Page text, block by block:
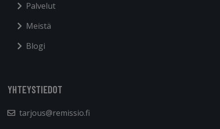
Palvelut
Meistä
Blogi
YHTEYSTIEDOT
tarjous@remissio.fi